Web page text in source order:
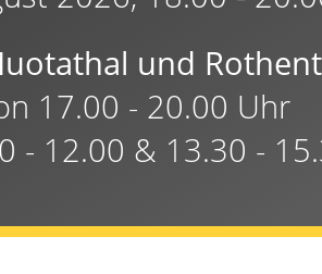
und
17.00 - 20.00 Uhr
- 12.00 & 13.30 -